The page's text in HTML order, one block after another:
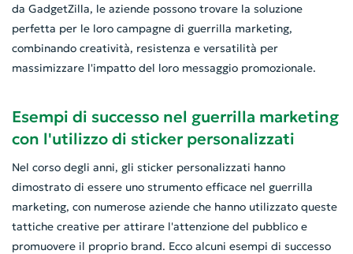
da GadgetZilla, le aziende possono trovare la soluzione
perfetta per le loro campagne di guerrilla marketing,
combinando creatività, resistenza e versatilità per
massimizzare l'impatto del loro messaggio promozionale.
Esempi di successo nel guerrilla marketing
con l'utilizzo di sticker personalizzati
Nel corso degli anni, gli sticker personalizzati hanno
dimostrato di essere uno strumento efficace nel guerrilla
marketing, con numerose aziende che hanno utilizzato queste
tattiche creative per attirare l'attenzione del pubblico e
promuovere il proprio brand. Ecco alcuni esempi di successo